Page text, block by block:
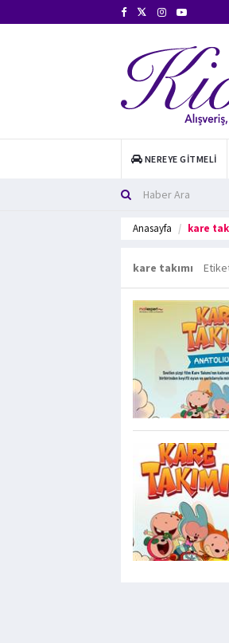
NEREYE GITMELI
Anasayfa kare
kare takımı